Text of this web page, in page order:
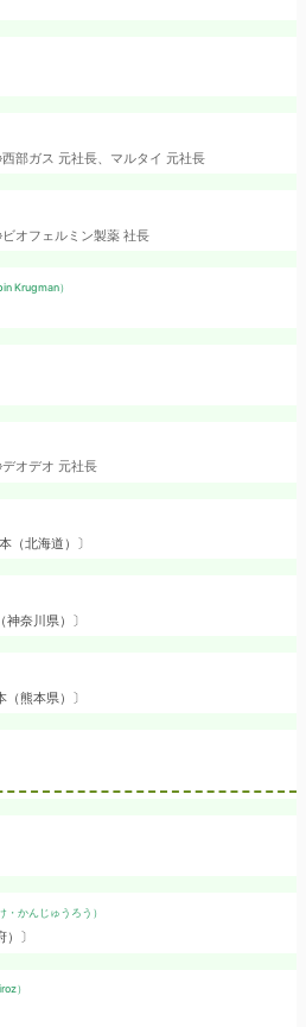
部ガス 元社長、マルタイ 元社長
オフェルミン製薬 社長
Krugman）
オデオ 元社長
（北海道）〕
神奈川県）〕
（熊本県）〕
・かんじゅうろう）
〕
）